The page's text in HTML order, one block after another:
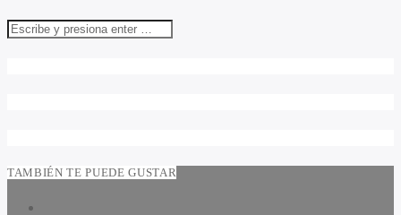
TAMBIÉN TE PUEDE GUSTAR